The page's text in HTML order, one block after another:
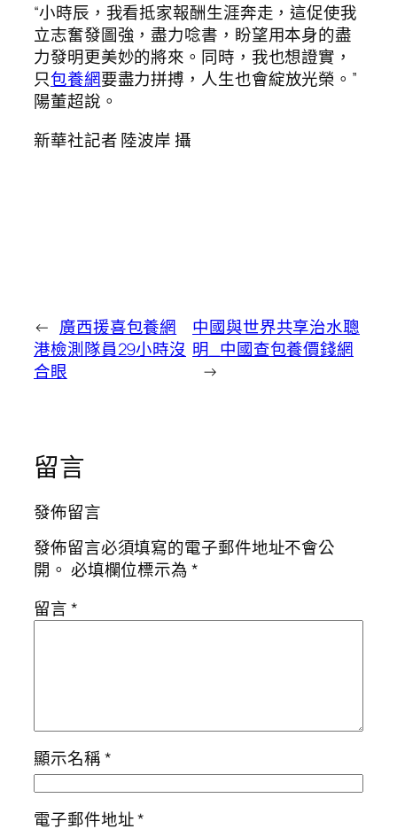
“小時辰，我看抵家報酬生涯奔走，這促使我
立志奮發圖強，盡力唸書，盼望用本身的盡
力發明更美妙的將來。同時，我也想證實，
只包養網要盡力拼搏，人生也會綻放光榮。”
陽董超說。
新華社記者 陸波岸 攝
← 廣西援喜包養網
港檢測隊員29小時沒
合眼
中國與世界共享治水聰
明_中國查包養價錢網
→
留言
發佈留言
發佈留言必須填寫的電子郵件地址不會公
開。 必填欄位標示為*
留言*
顯示名稱*
電子郵件地址*